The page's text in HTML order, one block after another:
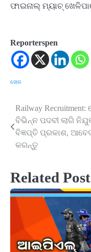
ଫାଇନାଲ୍ ମ୍ୟାଚ୍
Reporterspen
ଖେଳ
Post
navigation
Railway
ବିଭିନ୍ନ ପଦବୀ ଲାଗି
ବିଜ୍ଞପ୍ତି ପ୍ରକାଶ,
କରନ୍ତୁ
Related